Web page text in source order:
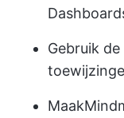
Gebruik
Maak